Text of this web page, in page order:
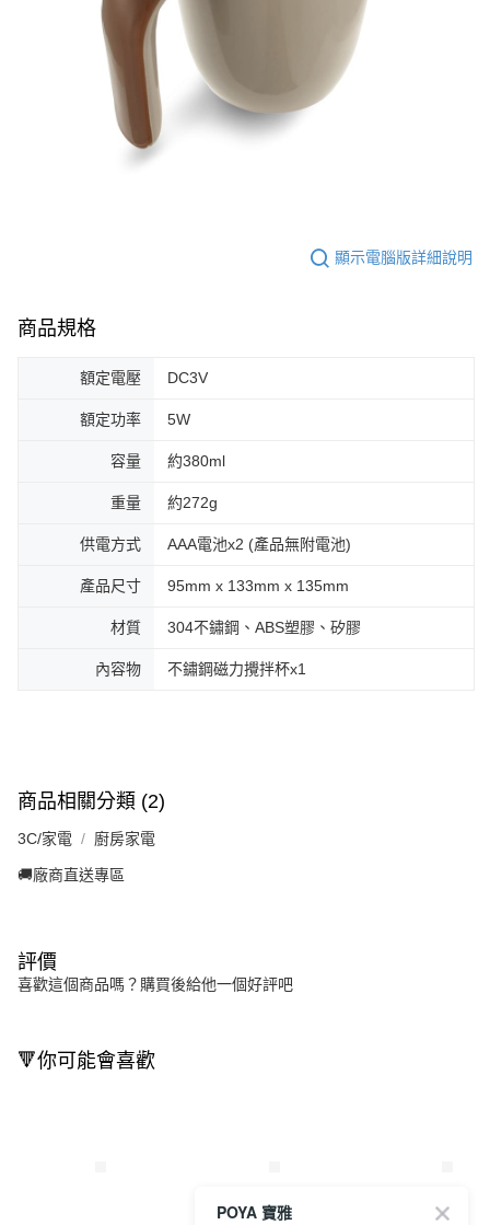
顯示電腦版詳細說明
商品規格
額定電壓 DC3V
額定功率 5W
容量 約380ml
重量 約272g
供電方式 AAA電池x2 (產品無附電池)
產品尺寸 95mm x 133mm x 135mm
材質 304不鏽鋼、ABS塑膠、矽膠
內容物 不鏽鋼磁力攪拌杯x1
商品相關分類 (2)
3C/家電 廚房家電
🚚廠商直送專區
評價
喜歡這個商品嗎？購買後給他一個好評吧
🔻你可能會喜歡
POYA 寶雅